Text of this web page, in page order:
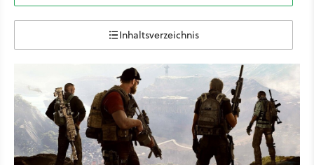
Inhaltsverzeichnis